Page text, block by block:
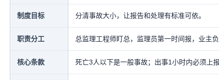
制度目标 分清事故大小，让报告和处理有标准可依。
职责分工 总监理工程师盯总，监理员第一时间报，业主
核心条款 死亡3人以下是一般事故；出事1小时内必须上